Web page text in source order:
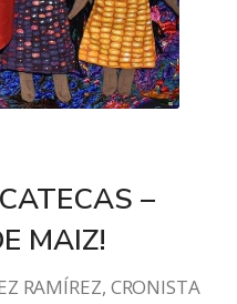
–
MAIZ!
RAMÍREZ, CRONISTA